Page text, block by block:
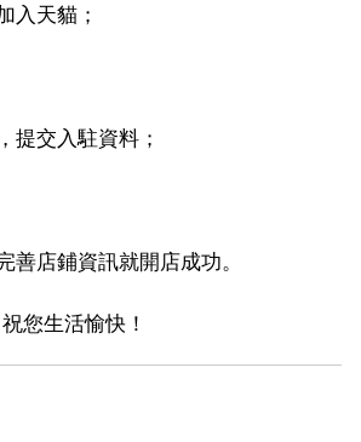
入天貓；
提交入駐資料；
善店鋪資訊就開店成功。
您生活愉快！